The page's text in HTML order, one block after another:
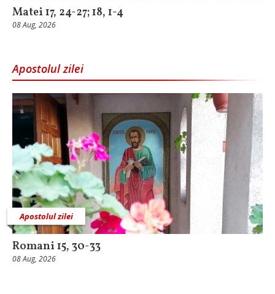
Matei 17, 24-27; 18, 1-4
08 Aug, 2026
Apostolul zilei
Apostolul zilei
Romani 15, 30-33
08 Aug, 2026